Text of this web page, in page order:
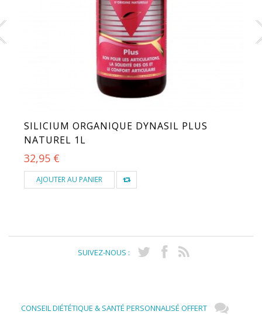
SILICIUM ORGANIQUE DYNASIL PLUS
NATUREL 1L
32,95 €
AJOUTER AU PANIER
SUIVEZ-NOUS :
CONSEIL DIÉTÉTIQUE & SANTÉ PERSONNALISÉ OFFERT